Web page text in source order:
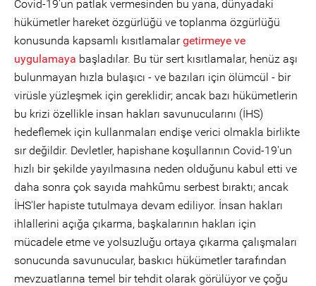
Covid-19'un patlak vermesinden bu yana, dünyadaki
hükümetler hareket özgürlüğü ve toplanma özgürlüğü
konusunda kapsamlı kısıtlamalargetirmeye ve
uygulamaya başladılar. Bu tür sert kısıtlamalar, henüz aşı
bulunmayan hızla bulaşıcı - ve bazıları için ölümcül - bir
virüsle yüzleşmek için gereklidir; ancak bazı hükümetlerin
bu krizi özellikle insan hakları savunucularını (İHS)
hedeflemek için kullanmaları endişe verici olmakla birlikte
sır değildir. Devletler, hapishane koşullarının Covid-19'un
hızlı bir şekilde yayılmasına neden olduğunu kabul etti ve
daha sonra çok sayıda mahkûmu serbest bıraktı; ancak
İHS'ler hapiste tutulmaya devam ediliyor. İnsan hakları
ihlallerini açığa çıkarma, başkalarının hakları için
mücadele etme ve yolsuzluğu ortaya çıkarma çalışmaları
sonucunda savunucular, baskıcı hükümetler tarafından
mevzuatlarına temel bir tehdit olarak görülüyor ve çoğu